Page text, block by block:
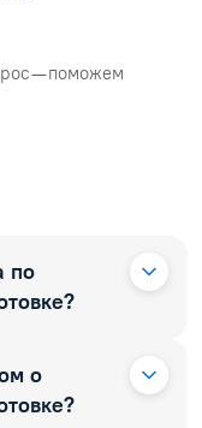
— поможем
по
о